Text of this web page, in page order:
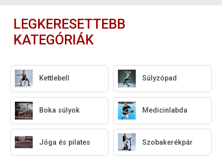
LEGKERESETTEBB
KATEGÓRIÁK
Kettlebell Súlyzópad
Boka súlyok Medicinlabda
Jóga és pilates Szobakerékpár